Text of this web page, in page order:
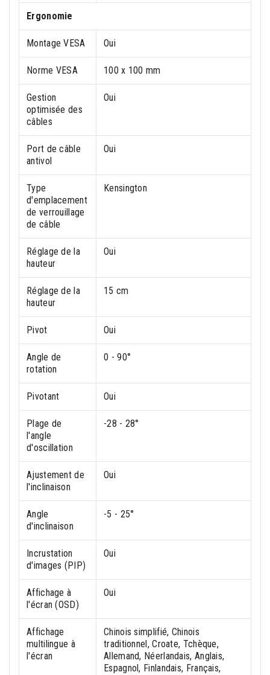
Ergonomie
Montage VESA Oui
Norme VESA 100 x 100 mm
Gestion
optimisée des
câbles
Oui
Port de câble
antivol
Oui
Type
d'emplacement
de verrouillage
de câble
Kensington
Réglage de la
hauteur
Oui
Réglage de la
hauteur
15 cm
Pivot Oui
Angle de
rotation
0 - 90°
Pivotant Oui
Plage de
l'angle
d'oscillation
-28 - 28°
Ajustement de
l'inclinaison
Oui
Angle
d'inclinaison
-5 - 25°
Incrustation
d'images (PIP)
Oui
Affichage à
l'écran (OSD)
Oui
Affichage
multilingue à
l'écran
Chinois simplifié, Chinois
traditionnel, Croate, Tchèque,
Allemand, Néerlandais, Anglais,
Espagnol, Finlandais, Français,